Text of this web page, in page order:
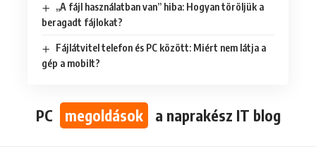
„A fájl használatban van” hiba: Hogyan töröljük a
beragadt fájlokat?
Fájlátvitel telefon és PC között: Miért nem látja a
gép a mobilt?
PC megoldások a naprakész IT blog